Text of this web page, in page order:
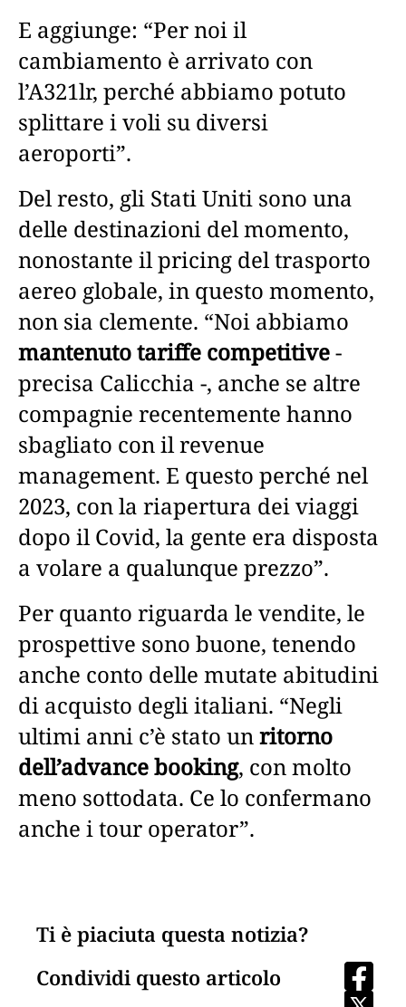
E aggiunge: “Per noi il
cambiamento è arrivato con
l’A321lr, perché abbiamo potuto
splittare i voli su diversi
aeroporti”.
Del resto, gli Stati Uniti sono una
delle destinazioni del momento,
nonostante il pricing del trasporto
aereo globale, in questo momento,
non sia clemente. “Noi abbiamo
mantenuto tariffe competitive-
precisa Calicchia -, anche se altre
compagnie recentemente hanno
sbagliato con il revenue
management. E questo perché nel
2023, con la riapertura dei viaggi
dopo il Covid, la gente era disposta
a volare a qualunque prezzo”.
Per quanto riguarda le vendite, le
prospettive sono buone, tenendo
anche conto delle mutate abitudini
di acquisto degli italiani. “Negli
ultimi anni c’è stato unritorno
dell’advance booking, con molto
meno sottodata. Ce lo confermano
anche i tour operator”.
Ti è piaciuta questa notizia?
Condividi questo articolo